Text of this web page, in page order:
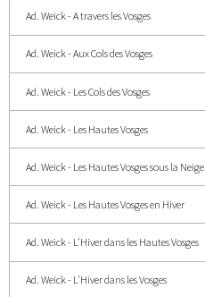
Ad. Weick - A travers les Vosges
Ad. Weick - Aux Cols des Vosges
Ad. Weick - Les Cols des Vosges
Ad. Weick - Les Hautes Vosges
Ad. Weick - Les Hautes Vosges sous la Neige
Ad. Weick - Les Hautes Vosges en Hiver
Ad. Weick - L'Hiver dans les Hautes Vosges
Ad. Weick - L'Hiver dans les Vosges